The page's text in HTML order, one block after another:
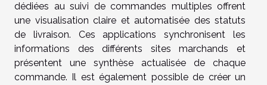
dédiées au suivi de commandes multiples offrent
une visualisation claire et automatisée des statuts
de livraison. Ces applications synchronisent les
informations des différents sites marchands et
présentent une synthèse actualisée de chaque
commande. Il est également possible de créer un